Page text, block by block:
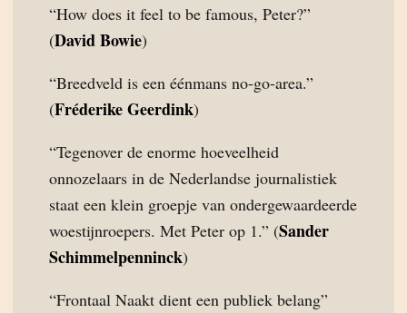
“How does it feel to be famous, Peter?”
(David Bowie)
“Breedveld is een éénmans no-go-area.”
(Fréderike Geerdink)
“Tegenover de enorme hoeveelheid
onnozelaars in de Nederlandse journalistiek
staat een klein groepje van ondergewaardeerde
woestijnroepers. Met Peter op 1.” (Sander
Schimmelpenninck)
“Frontaal Naakt dient een publiek belang”